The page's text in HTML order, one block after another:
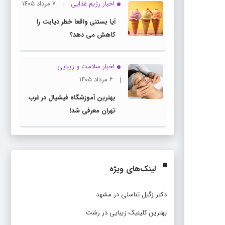
اخبار رژیم غذایی
۷ مرداد ۱۴۰۵
آیا بستنی واقعا خطر دیابت را
کاهش می دهد؟
اخبار سلامت و زیبایی
۶ مرداد ۱۴۰۵
بهترین آموزشگاه فیشیال در غرب
تهران معرفی شد!
لینک‌های ویژه
دکتر زگیل تناسلی در مشهد
بهترین کلینیک زیبایی در رشت